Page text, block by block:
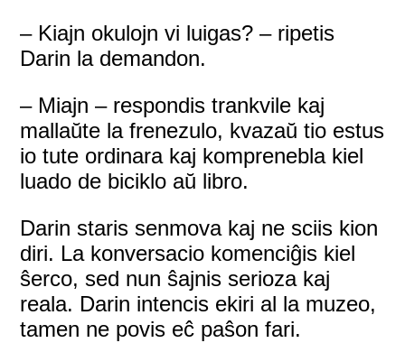
– Kiajn okulojn vi luigas? – ripetis
Darin la demandon.
– Miajn – respondis trankvile kaj
mallaŭte la frenezulo, kvazaŭ tio estus
io tute ordinara kaj komprenebla kiel
luado de biciklo aŭ libro.
Darin staris senmova kaj ne sciis kion
diri. La konversacio komenciĝis kiel
ŝerco, sed nun ŝajnis serioza kaj
reala. Darin intencis ekiri al la muzeo,
tamen ne povis eĉ paŝon fari.